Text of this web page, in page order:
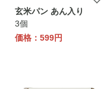
玄米パン あん入り
3個
価格：599円